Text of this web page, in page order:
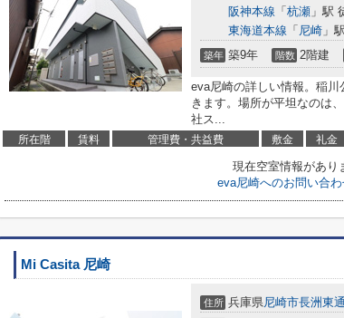
阪神本線 「 杭瀬 」駅
東海道本線 「 尼崎 」
築年 築9年 階数 2階建
eva尼崎の詳しい情報。稲
きます。場所が平坦なのは
社ス...
所在階 賃料 管理費・共益費 敷金 礼金
現在空室情報があり
eva尼崎へのお問い合
Mi Casita 尼崎
住所 兵庫県尼崎市長洲東通